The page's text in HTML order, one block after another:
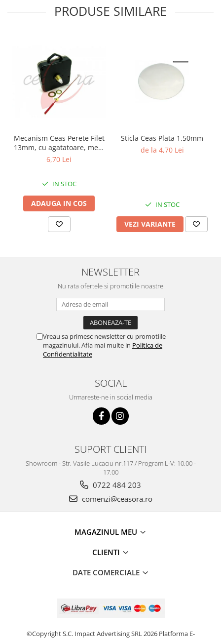
Mandrine si Burghie
Nicovale si Suporti
Scule de Mana
Turnare, Lipire, Finisare
PROMOTII Curele Garmin
PROMOTII Scule Bijutier
Chei Pendula
Clesti Miniatura
Dispozitive Bratari si Curele
Dispozitive Capace Ceas
Extractoare Indicatoare
Lupe, Dispozitive Optice
Piese Ceasuri
Truse / Kituri Ceasornicar
PRODUSE SIMILARE
Mecanism Ceas Perete Filet
13mm, cu agatatoare, mers
continuu, repere incluse
6,70 Lei
IN STOC
ADAUGA IN COS
Sticla Ceas Plata 1.50mm
de la 4,70 Lei
IN STOC
VEZI VARIANTE
NEWSLETTER
Nu rata ofertele si promotiile noastre
Vreau sa primesc newsletter cu promotiile
magazinului. Afla mai multe in Politica de
Confidentialitate
SOCIAL
Urmareste-ne in social media
SUPORT CLIENTI
Showroom - Str. Vasile Lucaciu nr.117 / Program L-V: 10.00 -
17.00
0722 484 203
comenzi@ceasora.ro
MAGAZINUL MEU
CLIENTI
DATE COMERCIALE
©Copyright S.C. Impact Advertising SRL 2026 Platforma E-